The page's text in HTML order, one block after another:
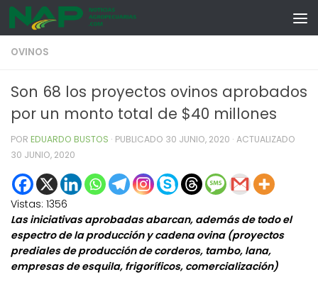
Skip to content
OVINOS
Son 68 los proyectos ovinos aprobados
por un monto total de $40 millones
POR EDUARDO BUSTOS · PUBLICADO 30 JUNIO, 2020 · ACTUALIZADO
30 JUNIO, 2020
Vistas: 1356
Las iniciativas aprobadas abarcan, además de todo el
espectro de la producción y cadena ovina (proyectos
prediales de producción de corderos, tambo, lana,
empresas de esquila, frigoríficos, comercialización)